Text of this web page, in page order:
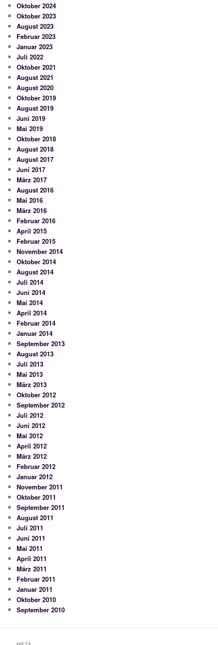
Oktober 2024
Oktober 2023
August 2023
Februar 2023
Januar 2023
Juli 2022
Oktober 2021
August 2021
August 2020
Oktober 2019
August 2019
Juni 2019
Mai 2019
Oktober 2018
August 2018
August 2017
Juni 2017
März 2017
August 2016
Mai 2016
März 2016
Februar 2016
April 2015
Februar 2015
November 2014
Oktober 2014
August 2014
Juli 2014
Juni 2014
Mai 2014
April 2014
Februar 2014
Januar 2014
September 2013
August 2013
Juli 2013
Mai 2013
März 2013
Oktober 2012
September 2012
Juli 2012
Juni 2012
Mai 2012
April 2012
März 2012
Februar 2012
Januar 2012
November 2011
Oktober 2011
September 2011
August 2011
Juli 2011
Juni 2011
Mai 2011
April 2011
März 2011
Februar 2011
Januar 2011
Oktober 2010
September 2010